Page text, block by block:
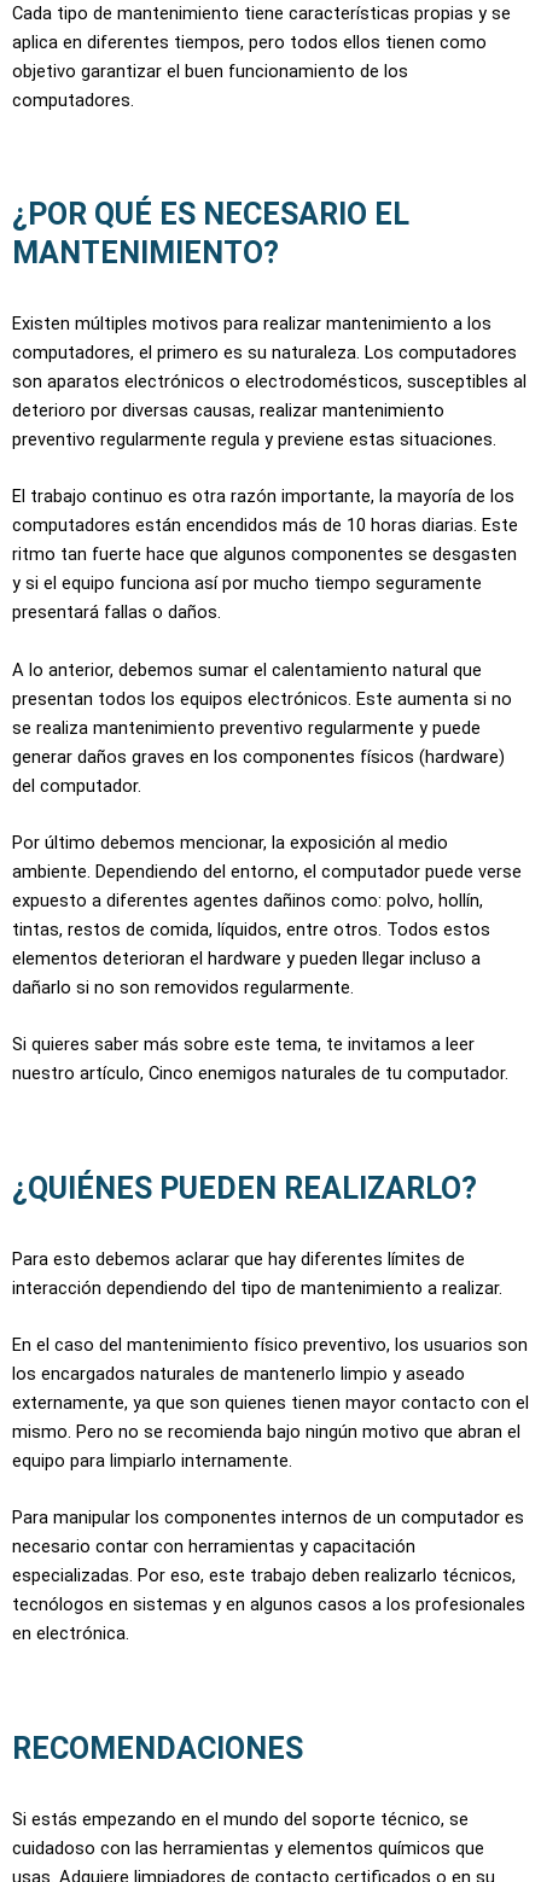
Cada tipo de mantenimiento tiene características propias y se
aplica en diferentes tiempos, pero todos ellos tienen como
objetivo garantizar el buen funcionamiento de los
computadores.
¿POR QUÉ ES NECESARIO EL
MANTENIMIENTO?
Existen múltiples motivos para realizar mantenimiento a los
computadores, el primero es su naturaleza. Los computadores
son aparatos electrónicos o electrodomésticos, susceptibles al
deterioro por diversas causas, realizar mantenimiento
preventivo regularmente regula y previene estas situaciones.
El trabajo continuo es otra razón importante, la mayoría de los
computadores están encendidos más de 10 horas diarias. Este
ritmo tan fuerte hace que algunos componentes se desgasten
y si el equipo funciona así por mucho tiempo seguramente
presentará fallas o daños.
A lo anterior, debemos sumar el calentamiento natural que
presentan todos los equipos electrónicos. Este aumenta si no
se realiza mantenimiento preventivo regularmente y puede
generar daños graves en los componentes físicos (hardware)
del computador.
Por último debemos mencionar, la exposición al medio
ambiente. Dependiendo del entorno, el computador puede verse
expuesto a diferentes agentes dañinos como: polvo, hollín,
tintas, restos de comida, líquidos, entre otros. Todos estos
elementos deterioran el hardware y pueden llegar incluso a
dañarlo si no son removidos regularmente.
Si quieres saber más sobre este tema, te invitamos a leer
nuestro artículo, Cinco enemigos naturales de tu computador.
¿QUIÉNES PUEDEN REALIZARLO?​
Para esto debemos aclarar que hay diferentes límites de
interacción dependiendo del tipo de mantenimiento a realizar.
En el caso del mantenimiento físico preventivo, los usuarios son
los encargados naturales de mantenerlo limpio y aseado
externamente, ya que son quienes tienen mayor contacto con el
mismo. Pero no se recomienda bajo ningún motivo que abran el
equipo para limpiarlo internamente.
Para manipular los componentes internos de un computador es
necesario contar con herramientas y capacitación
especializadas. Por eso, este trabajo deben realizarlo técnicos,
tecnólogos en sistemas y en algunos casos a los profesionales
en electrónica.
RECOMENDACIONES
Si estás empezando en el mundo del soporte técnico, se
cuidadoso con las herramientas y elementos químicos que
usas. Adquiere limpiadores de contacto certificados o en su